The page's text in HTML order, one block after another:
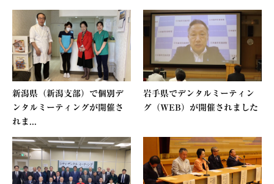
新潟県（新潟支部）で個別デ
ンタルミーティングが開催さ
れま...
岩手県でデンタルミーティン
グ（WEB）が開催されました